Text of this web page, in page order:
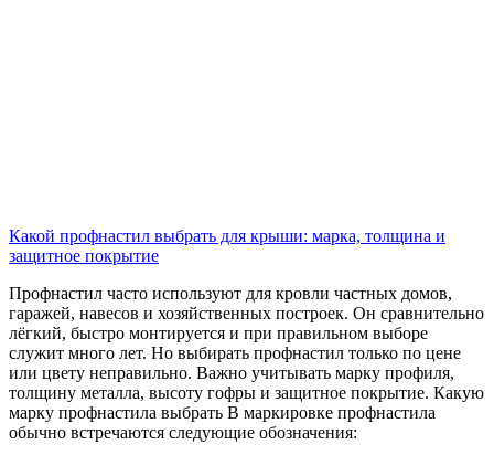
Какой профнастил выбрать для крыши: марка, толщина и
защитное покрытие
Профнастил часто используют для кровли частных домов,
гаражей, навесов и хозяйственных построек. Он сравнительно
лёгкий, быстро монтируется и при правильном выборе
служит много лет. Но выбирать профнастил только по цене
или цвету неправильно. Важно учитывать марку профиля,
толщину металла, высоту гофры и защитное покрытие. Какую
марку профнастила выбрать В маркировке профнастила
обычно встречаются следующие обозначения: